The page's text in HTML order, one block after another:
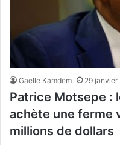
Gaelle Kamdem 29 janvier
Patrice Motsepe :
achète une ferme
millions de dollars